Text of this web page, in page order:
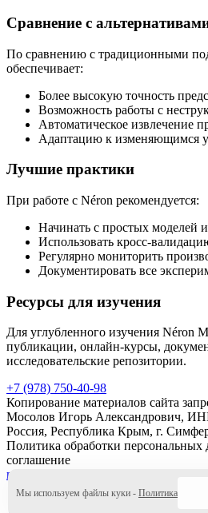
Сравнение с
По сравнению с традиционными
обеспечивает:
Более высокую точность
Возможность работы с
Автоматическое извлечение
Адаптацию к изменяющимся
Лучшие практики
При работе с Néron рекомендуется:
Начинать с простых моделей
Использовать кросс-
Регулярно мониторить
Документировать все
Ресурсы для изучения
Для углубленного изучения Néron
публикации, онлайн-курсы,
исследовательские репозитории.
+7 (978) 750-40-98
Копирование материалов сайта
Мосолов Игорь Александрович,
Россия, Республика Крым, г.
Политика обработки персональных
соглашение
me@mosolovi.ru
+7 (978) 750-40-98
Мы используем файлы куки - Политика